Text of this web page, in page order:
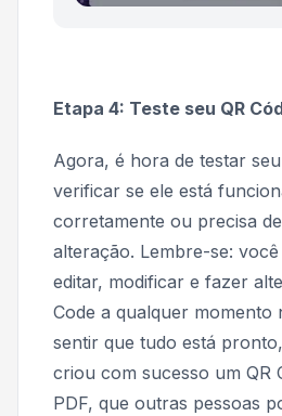
Etapa 4: Teste seu QR
Agora, é hora de testar
verificar se ele está
corretamente ou precisa
alteração. Lembre-se:
editar, modificar e fazer
Code a qualquer momento
sentir que tudo está
criou com sucesso um QR
PDF, que outras pessoas